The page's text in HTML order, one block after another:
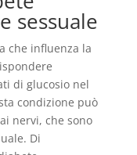
sessuale
che influenza la
di glucosio nel
condizione può
nervi, che sono
Di